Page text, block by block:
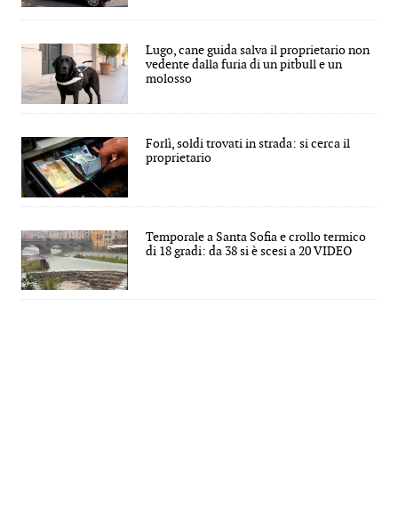
Lugo, cane guida salva il proprietario non
vedente dalla furia di un pitbull e un
molosso
Forlì, soldi trovati in strada: si cerca il
proprietario
Temporale a Santa Sofia e crollo termico
di 18 gradi: da 38 si è scesi a 20 VIDEO